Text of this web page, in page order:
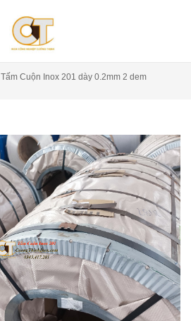
Tấm Cuộn Inox 201 dày 0.2mm 2 dem